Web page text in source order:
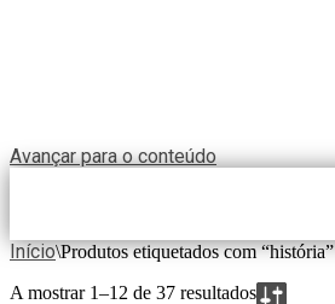
Avançar para o conteúdo
Início\Produtos etiquetados com “história”
A mostrar 1–12 de 37 resultados